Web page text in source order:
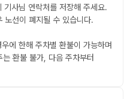
사님 연락처를 저장해 주세요.
선이 폐지될 수 있습니다.
에 한해 주차별 환불이 가능하며
환불 불가, 다음 주차부터